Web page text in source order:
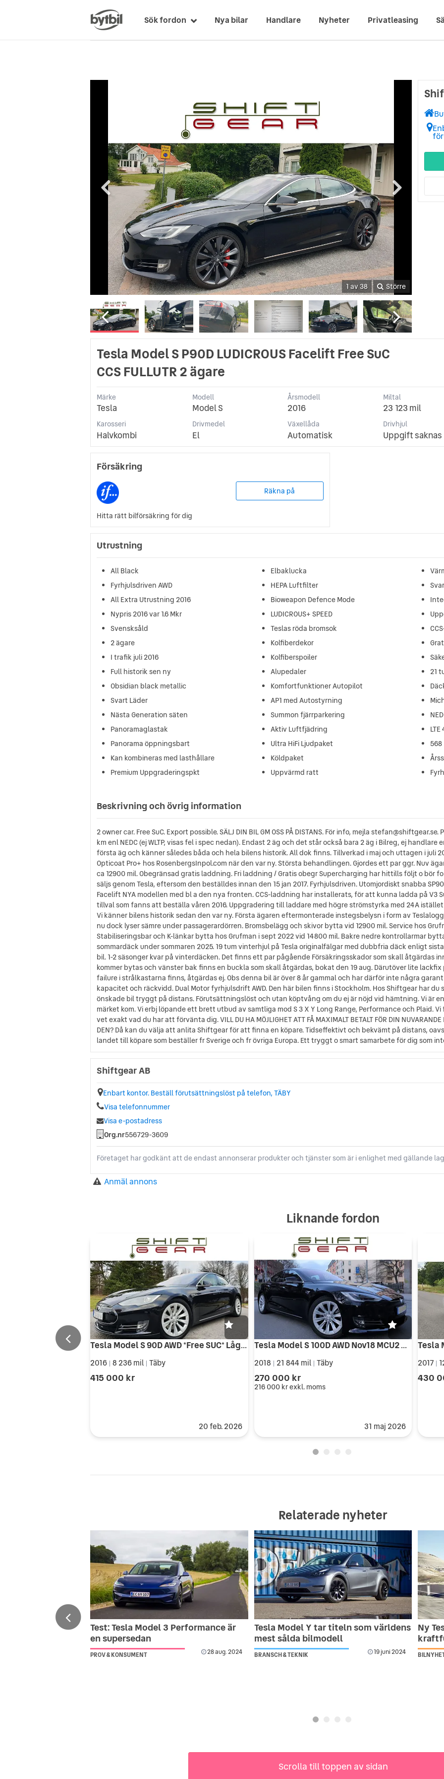
Sök fordon Nya bilar Handlare Nyheter Privatleasing
1 av 38 Större
Tesla Model S P90D LUDICROUS Facelift Free SuC
CCS FULLUTR 2 ägare
Märke
Tesla
Modell
Model S
Årsmodell
2016
Miltal
23 123 mil
Karosseri
Halvkombi
Drivmedel
El
Växellåda
Automatisk
Drivhjul
Uppgift saknas
Försäkring
Räkna på
Hitta rätt bilförsäkring för dig
Utrustning
All Black
Fyrhjulsdriven AWD
All Extra Utrustning 2016
Nypris 2016 var 1.6 Mkr
Svensksåld
2 ägare
I trafik juli 2016
Full historik sen ny
Obsidian black metallic
Svart Läder
Nästa Generation säten
Panoramaglastak
Panorama öppningsbart
Kan kombineras med lasthållare
Premium Uppgraderingspkt
Elbaklucka
HEPA Luftfilter
Bioweapon Defence Mode
LUDICROUS+ SPEED
Teslas röda bromsok
Kolfiberdekor
Kolfiberspoiler
Alupedaler
Komfortfunktioner Autopilot
AP1 med Autostyrning
Summon fjärrparkering
Aktiv Luftfjädring
Ultra HiFi Ljudpaket
Köldpaket
Uppvärmd ratt
21
LTE
568
Beskrivning och övrig information
2 owner car. Free SuC. Export possible. SÄLJ DIN BIL GM OSS PÅ DISTANS. För info, mejla
km enl NEDC (ej WLTP, visas fel i spec nedan). Endast 2 äg och det står också bara 2 äg i Bilreg, ej
första äg och känner således båda och hela bilens historik. All dok finns. Tillverkad i maj och uttagen i juli
Opticoat Pro+ hos RosenbergsInpol.com när den var ny. Största behandlingen. Gjordes ett par ggr. Nuv
ca 12900 mil. Obegränsad gratis laddning. Fri laddning / Gratis obegr Supercharging har hittills följt o bör
säljs genom Tesla, eftersom den beställdes innan den 15 jan 2017. Fyrhjulsdriven. Utomjordiskt snabba
Facelift NYA modellen med bl a den nya fronten. CCS-laddning har installerats, för att kunna ladda på V3
tillval som fanns att beställa våren 2016. Uppgradering till laddare med högre strömstyrka med 24A istället
Vi känner bilens historik sedan den var ny. Första ägaren eftermonterade instegsbelysn i form av
nu dock lyser sämre under passagerardörren. Bromsbelägg och skivor bytta vid 12900 mil. Service hos
Stabiliseringsbar och K-länkar bytta hos Grufman i sept 2022 vid 14800 mil. Bakre nedre kontrollarmar
sommardäck under sommaren 2025. 19 tum vinterhjul på Tesla originalfälgar med dubbfria däck enligt
bil. 1-2 säsonger kvar på vinterdäcken. Det finns ett par pågående Försäkringsskador som skall åtgärdas
kommer bytas och vänster bak finns en buckla som skall åtgärdas, bokat den 19 aug. Därutöver lite
failure i strålkastarna finns, åtgärdas ej. Obs denna bil är över 8 år gammal och har därför inte några
kapacitet och räckvidd. Dual Motor fyrhjulsdrift AWD. Den här bilen finns i Stockholm. Hos Shiftgear har
önskade bil tryggt på distans. Förutsättningslöst och utan köptvång om du ej är nöjd vid hämtning. Vi är
märket kom. Vi erbj löpande ett brett utbud av samtliga mod S 3 X Y Long Range, Performance och Plaid.
vet exakt vad du har att förvänta dig. VILL DU HA MÖJLIGHET ATT FÅ MAXIMALT BETALT FÖR DIN NUVARANDE
DEN? Då kan du välja att anlita Shiftgear för att finna en köpare. Tidseffektivt och bekvämt på distans,
landet till köpare som beställer fr Sverige och fr övriga Europa. Ett tryggt o smart samarbete för dig som
Shiftgear AB
Enbart kontor. Beställ förutsättningslöst på telefon, TÄBY
Visa telefonnummer
Visa e-postadress
Org.nr556729-3609
Företaget har godkänt att de endast annonserar produkter och tjänster som är i enlighet med gällande
Anmäl annons
Liknande fordon
Tesla Model S 90D AWD *Free SUC* Låga mil PREMIUM AP Panorama 2 ägare
2016 8 236 mil Täby
415 000 kr
20 feb. 2026
Tesla Model S 100D AWD Nov18 MCU2 CCS 1 förare All Black MOMS
2018 | 21 844 mil | Täby
270 000 kr
216 000 krexkl. moms
31 maj 2026
2017
430
Relaterade nyheter
Test: Tesla Model 3 Performance är
en supersedan
PROV & KONSUMENT 28 aug. 2024
Tesla Model Y tar titeln som världens
mest sålda bilmodell
BRANSCH & TEKNIK 19 juni 2024
Ny
Scrolla till toppen av sidan